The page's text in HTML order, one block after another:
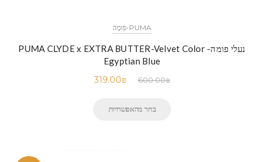
PUMA-פּוּמָה
נעלי פומה- PUMA CLYDE x EXTRA BUTTER-Velvet Color
Egyptian Blue
600.00₪
319.00₪
בחר מהאפשרויות